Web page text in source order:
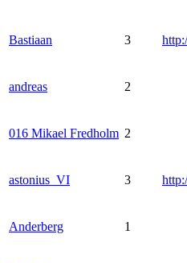
Bastiaan 3
andreas 2
016 Mikael Fredholm 2
astonius_VI 3
Anderberg 1